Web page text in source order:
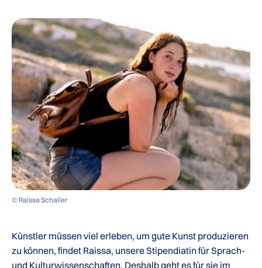
© Raissa Schaller
Künstler müssen viel erleben, um gute Kunst produzieren
zu können, findet Raissa, unsere Stipendiatin für Sprach-
und Kulturwissenschaften. Deshalb geht es für sie im